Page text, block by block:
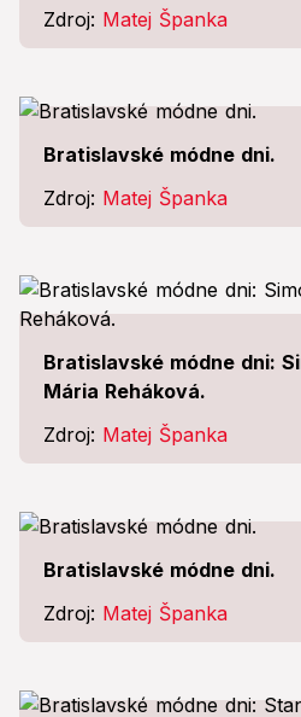
Zdroj: Matej Španka
Bratislavské módne dni.
Zdroj: Matej Španka
Bratislavské módne dni:
Mária Reháková.
Zdroj: Matej Španka
Bratislavské módne dni.
Zdroj: Matej Španka